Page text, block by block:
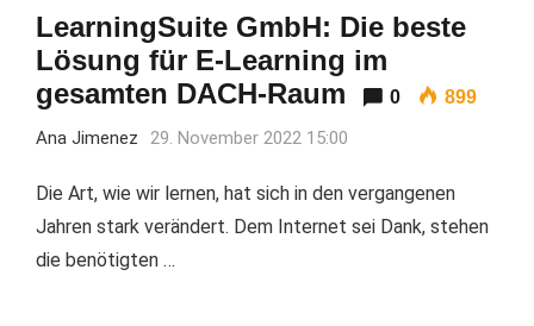
LearningSuite GmbH: Die beste
Lösung für E-Learning im
gesamten DACH-Raum
0 899
Ana Jimenez 29. November 2022 15:00
Die Art, wie wir lernen, hat sich in den vergangenen
Jahren stark verändert. Dem Internet sei Dank, stehen
die benötigten …